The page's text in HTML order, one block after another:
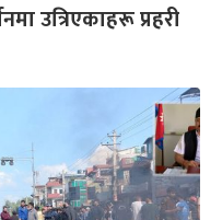
उत्रिएकाहरू प्रहरी